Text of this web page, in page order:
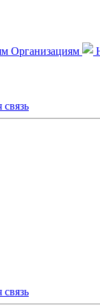
Организациям
связь
связь